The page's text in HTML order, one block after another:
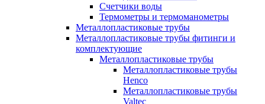
Счетчики воды
Термометры и термоманометры
Металлопластиковые трубы
Металлопластиковые трубы фитинги и
комплектующие
Металлопластиковые трубы
Металлопластиковые трубы
Henco
Металлопластиковые трубы
Valtec